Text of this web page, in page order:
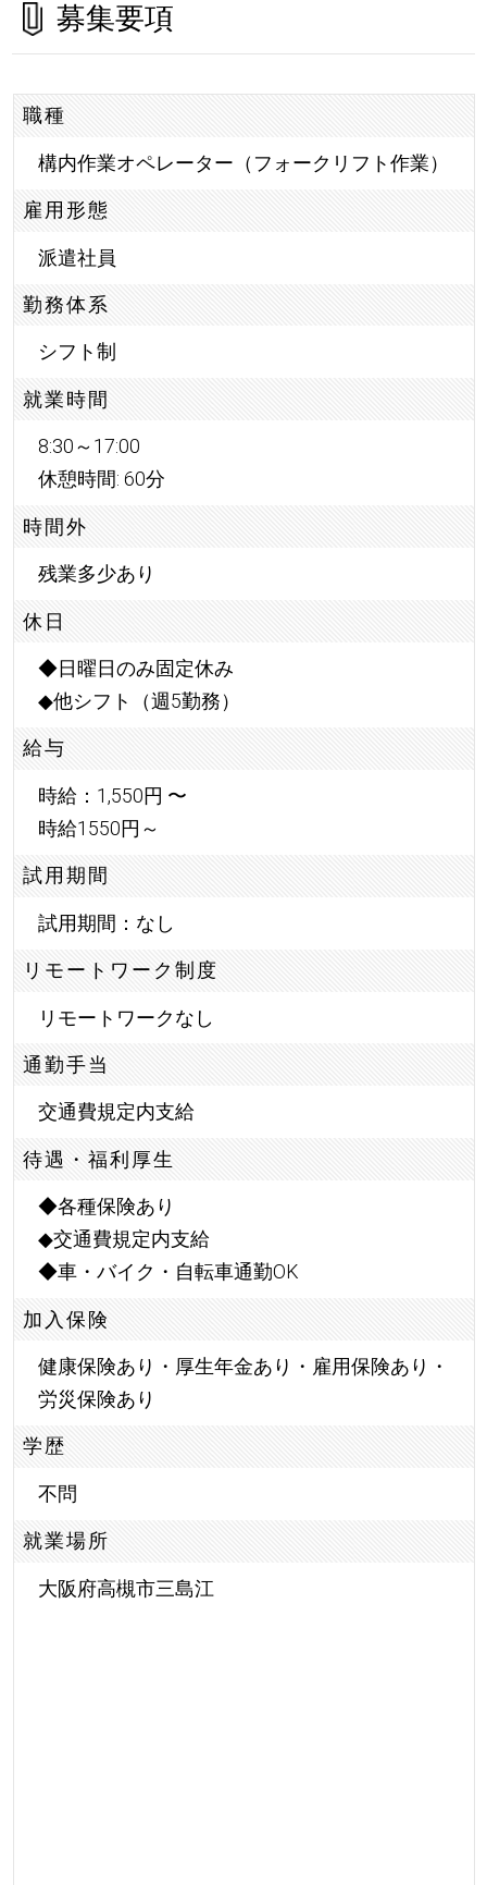
募集要項
職種
構内作業オペレーター（フォークリフト作業）
雇用形態
派遣社員
勤務体系
シフト制
就業時間
8:30～17:00
休憩時間: 60分
時間外
残業多少あり
休日
◆日曜日のみ固定休み
◆他シフト（週5勤務）
給与
時給：1,550円 〜
時給1550円～
試用期間
試用期間：なし
リモートワーク制度
リモートワークなし
通勤手当
交通費規定内支給
待遇・福利厚生
◆各種保険あり
◆交通費規定内支給
◆車・バイク・自転車通勤OK
加入保険
健康保険あり・厚生年金あり・雇用保険あり・
労災保険あり
学歴
不問
就業場所
大阪府高槻市三島江